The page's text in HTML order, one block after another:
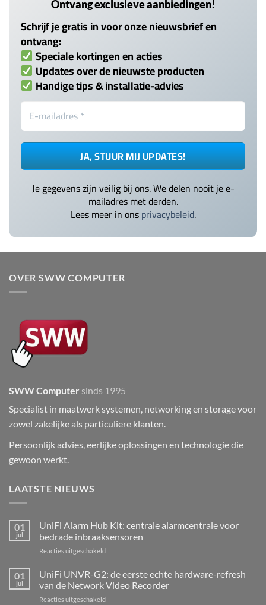
Ontvang exclusieve aanbiedingen!
Schrijf je gratis in voor onze nieuwsbrief en
ontvang:
Speciale kortingen en acties
Updates over de nieuwste producten
Handige tips & installatie-advies
Je gegevens zijn veilig bij ons. We delen nooit je e-
mailadres met derden.
Lees meer in onsprivacybeleid.
OVER SWW COMPUTER
SWW Computer sinds 1995
Specialist in maatwerk systemen, networking en storage voor
zowel zakelijke als particuliere klanten.
Persoonlijk advies, eerlijke oplossingen en technologie die
gewoon werkt.
LAATSTE NIEUWS
01
jul
UniFi Alarm Hub Kit: centrale alarmcentrale voor
bedrade inbraaksensoren
Reacties uitgeschakeldvoor
Alarm
Hub
Kit:
centrale
01
jul
UniFi UNVR-G2: de eerste echte hardware-refresh
van de Network Video Recorder
Reacties uitgeschakeldvoor